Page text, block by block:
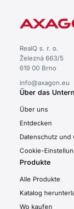
RealQ s. r. o.
Železná 663/5
619 00 Brno
info@axagon.eu
Über das
Über uns
Entdecken
Datenschutz und
Cookie-
Produkte
Alle Produkte
Katalog
Wo kaufen